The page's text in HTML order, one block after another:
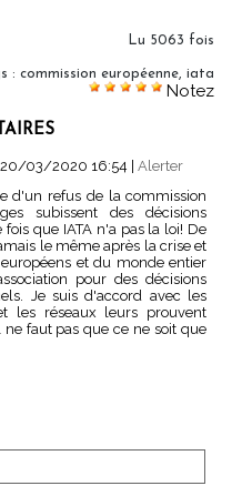
Lu 5063 fois
: commission européenne, iata
Notez
03/2020 16:54
Alerter
d'un refus de la commission
subissent des décisions
que IATA n'a pas la loi! De
le même après la crise et
et du monde entier
pour des décisions
Je suis d'accord avec les
les réseaux leurs prouvent
faut pas que ce ne soit que